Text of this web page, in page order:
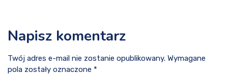
Napisz komentarz
Twój adres e-mail nie zostanie opublikowany. Wymagane
pola zostały oznaczone *